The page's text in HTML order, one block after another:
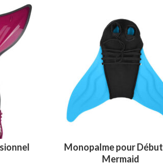
Monopalme pour
Mermaid